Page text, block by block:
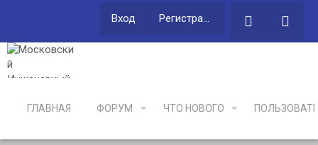
Вход Регистрация
ГЛАВНАЯ ФОРУМ ЧТО НОВОГО